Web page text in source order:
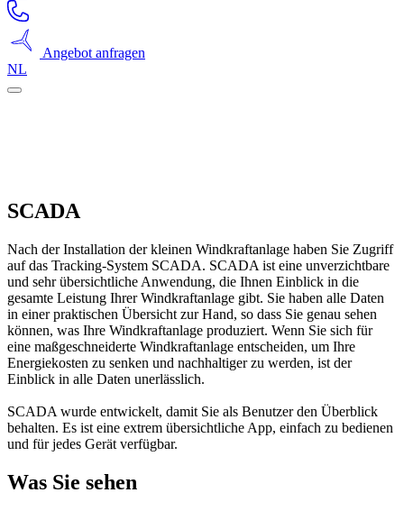
Angebot anfragen
NL
SCADA
Nach der Installation der kleinen Windkraftanlage haben Sie Zugriff
auf das Tracking-System SCADA. SCADA ist eine unverzichtbare
und sehr übersichtliche Anwendung, die Ihnen Einblick in die
gesamte Leistung Ihrer Windkraftanlage gibt. Sie haben alle Daten
in einer praktischen Übersicht zur Hand, so dass Sie genau sehen
können, was Ihre Windkraftanlage produziert. Wenn Sie sich für
eine maßgeschneiderte Windkraftanlage entscheiden, um Ihre
Energiekosten zu senken und nachhaltiger zu werden, ist der
Einblick in alle Daten unerlässlich.
SCADA wurde entwickelt, damit Sie als Benutzer den Überblick
behalten. Es ist eine extrem übersichtliche App, einfach zu bedienen
und für jedes Gerät verfügbar.
Was Sie sehen